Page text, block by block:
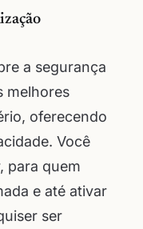
a segurança
melhores
oferecendo
Você
para quem
e até ativar
ser